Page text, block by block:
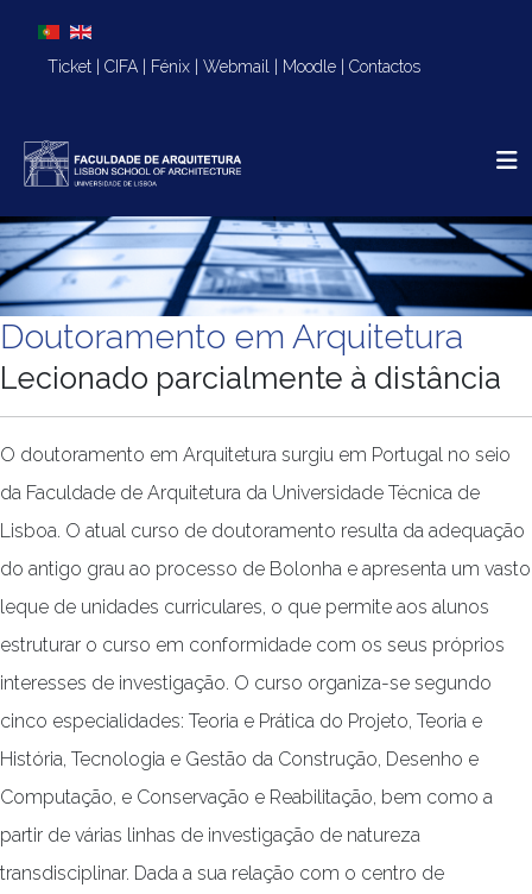
Escolha o seu idioma
Ticket CIFA Fénix Webmail Moodle Contactos
Doutoramento em Arquitetura
Lecionado parcialmente à distância
O doutoramento em Arquitetura surgiu em Portugal no seio
da Faculdade de Arquitetura da Universidade Técnica de
Lisboa. O atual curso de doutoramento resulta da adequação
do antigo grau ao processo de Bolonha e apresenta um vasto
leque de unidades curriculares, o que permite aos alunos
estruturar o curso em conformidade com os seus próprios
interesses de investigação. O curso organiza-se segundo
cinco especialidades: Teoria e Prática do Projeto, Teoria e
História, Tecnologia e Gestão da Construção, Desenho e
Computação, e Conservação e Reabilitação, bem como a
partir de várias linhas de investigação de natureza
transdisciplinar. Dada a sua relação com o centro de